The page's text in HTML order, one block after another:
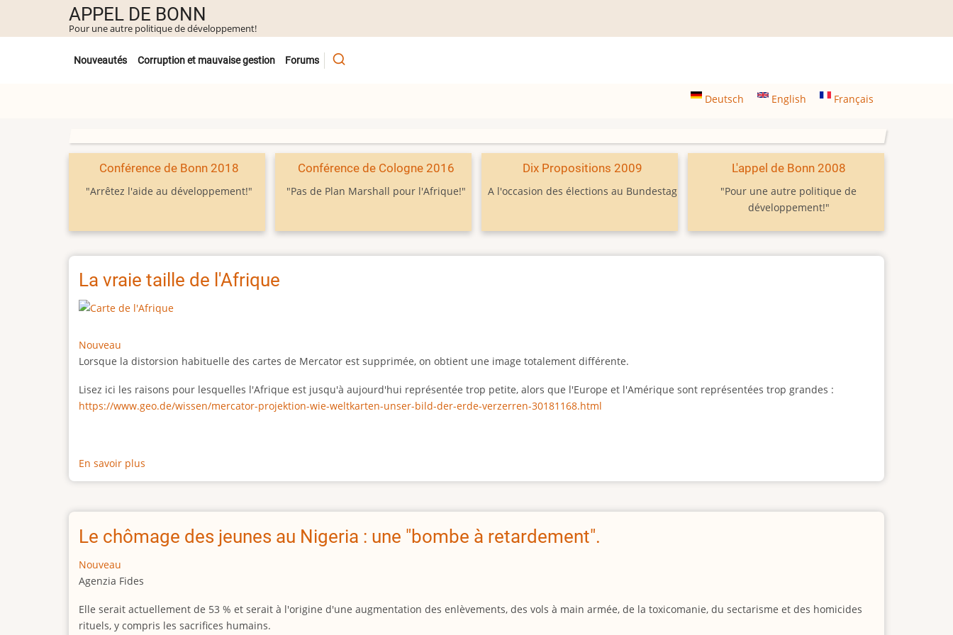
contenu
APPEL DE BONN
Pour une autre politique de développement!
Untermenü
Nouveautés Corruption et mauvaise gestion Forums
Deutsch English Français
Conférence de Bonn 2018
"Arrêtez l'aide au développement!"
Conférence de Cologne 2016
"Pas de Plan Marshall pour l'Afrique!"
Dix Propositions 2009
A l'occasion des élections au Bundestag
L'appel de Bonn 2008
"Pour une autre politique de
développement!"
La vraie taille de l'Afrique
Nouveau
Lorsque la distorsion habituelle des cartes de Mercator est supprimée, on obtient une image totalement différente.
Lisez ici les raisons pour lesquelles l'Afrique est jusqu'à aujourd'hui représentée trop petite, alors que l'Europe et l'Amérique sont représentées trop grandes :
https://www.geo.de/wissen/mercator-projektion-wie-weltkarten-unser-bild-der-erde-verzerren-30181168.html
En savoir plus
La
taille
l'Afrique
Le chômage des jeunes au Nigeria : une "bombe à retardement".
Nouveau
Agenzia Fides
Elle serait actuellement de 53 % et serait à l'origine d'une augmentation des enlèvements, des vols à main armée, de la toxicomanie, du sectarisme et des homicides
rituels, y compris les sacrifices humains.